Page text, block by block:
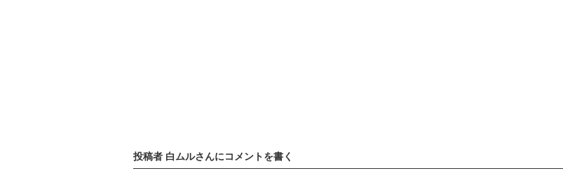
投稿者 白ムルさんにコメントを書く